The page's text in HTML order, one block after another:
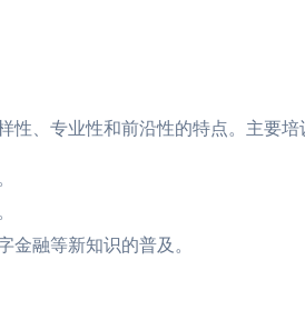
、专业性和前沿性的特点。主要培
融等新知识的普及。